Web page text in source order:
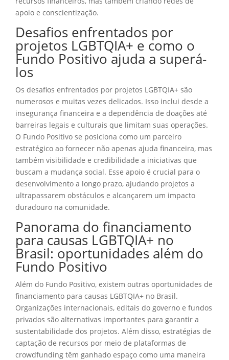
apoio e conscientização.
Desafios enfrentados por
projetos LGBTQIA+ e como o
Fundo Positivo ajuda a superá-
los
Os desafios enfrentados por projetos LGBTQIA+ são
numerosos e muitas vezes delicados. Isso inclui desde a
insegurança financeira e a dependência de doações até
barreiras legais e culturais que limitam suas operações.
O Fundo Positivo se posiciona como um parceiro
estratégico ao fornecer não apenas ajuda financeira, mas
também visibilidade e credibilidade a iniciativas que
buscam a mudança social. Esse apoio é crucial para o
desenvolvimento a longo prazo, ajudando projetos a
ultrapassarem obstáculos e alcançarem um impacto
duradouro na comunidade.
Panorama do financiamento
para causas LGBTQIA+ no
Brasil: oportunidades além do
Fundo Positivo
Além do Fundo Positivo, existem outras oportunidades de
financiamento para causas LGBTQIA+ no Brasil.
Organizações internacionais, editais do governo e fundos
privados são alternativas importantes para garantir a
sustentabilidade dos projetos. Além disso, estratégias de
captação de recursos por meio de plataformas de
crowdfunding têm ganhado espaço como uma maneira